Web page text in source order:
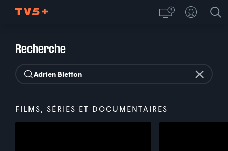
Recherche
FILMS, SÉRIES ET DOCUMENTAIRES